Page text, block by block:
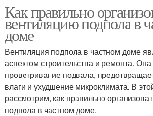
Как правильно
вентиляцию подпола в
доме
Вентиляция подпола в частном доме
аспектом строительства и ремонта.
проветривание подвала,
влаги и ухудшение микроклимата. В
рассмотрим, как правильно
подпола в частном доме.